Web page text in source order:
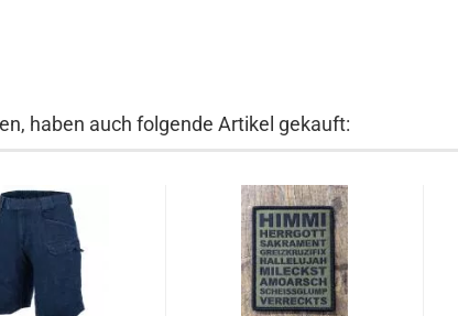
haben auch folgende Artikel gekauft: